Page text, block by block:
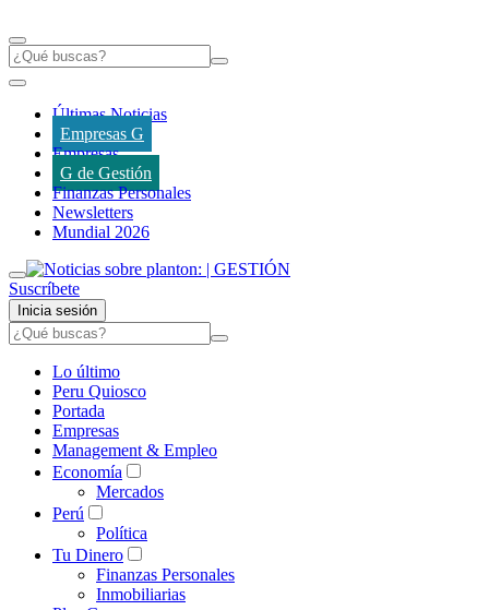
Últimas Noticias
Empresas G
Empresas
G de Gestión
Finanzas Personales
Newsletters
Mundial 2026
Suscríbete
Inicia sesión
Lo último
Peru Quiosco
Portada
Empresas
Management & Empleo
Economía
Mercados
Perú
Política
Tu Dinero
Finanzas Personales
Inmobiliarias